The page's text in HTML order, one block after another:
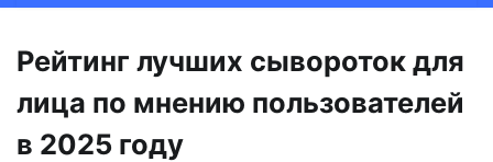
Рейтинг лучших сывороток для
лица по мнению пользователей
в 2025 году